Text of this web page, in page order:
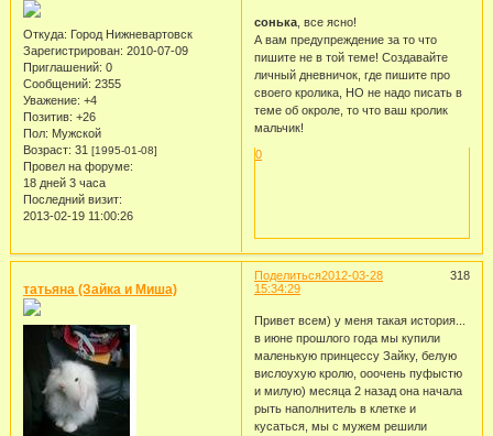
Откуда: Город Нижневартовск
Зарегистрирован: 2010-07-09
Приглашений: 0
Сообщений: 2355
Уважение: +4
Позитив: +26
Пол: Мужской
Возраст: 31 [1995-01-08]
Провел на форуме:
18 дней 3 часа
Последний визит:
2013-02-19 11:00:26
сонька, все ясно!
А вам предупреждение за то что
пишите не в той теме! Создавайте
личный дневничок, где пишите про
своего кролика, НО не надо писать в
теме об окроле, то что ваш кролик
мальчик!
0
Поделиться 318
2012-03-28
15:34:29
татьяна (Зайка и Миша)
Привет всем) у меня такая история...
в июне прошлого года мы купили
маленькую принцессу Зайку, белую
вислоухую кролю, ооочень пуфыстю
и милую) месяца 2 назад она начала
рыть наполнитель в клетке и
кусаться, мы с мужем решили